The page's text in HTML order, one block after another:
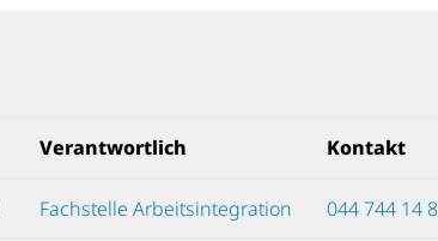
Verantwortlich Kontakt
Fachstelle Arbeitsintegration 044 744 14